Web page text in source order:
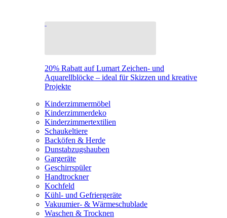
20% Rabatt auf Lumart Zeichen- und
Aquarellblöcke – ideal für Skizzen und kreative
Projekte
Kinderzimmermöbel
Kinderzimmerdeko
Kinderzimmertextilien
Schaukeltiere
Backöfen & Herde
Dunstabzugshauben
Gargeräte
Geschirrspüler
Handtrockner
Kochfeld
Kühl- und Gefriergeräte
Vakuumier- & Wärmeschublade
Waschen & Trocknen